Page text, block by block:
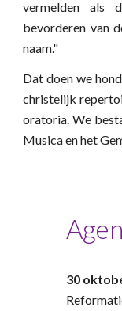
vermelden als
bevorderen van
naam."
Dat doen we
christelijk
oratoria.We
Musica en het
30